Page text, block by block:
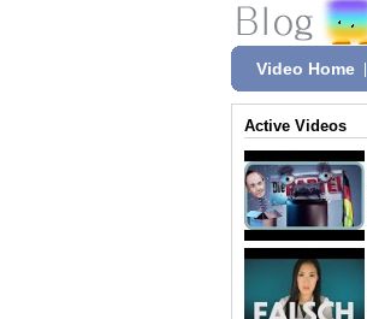
Video Home
Active Videos